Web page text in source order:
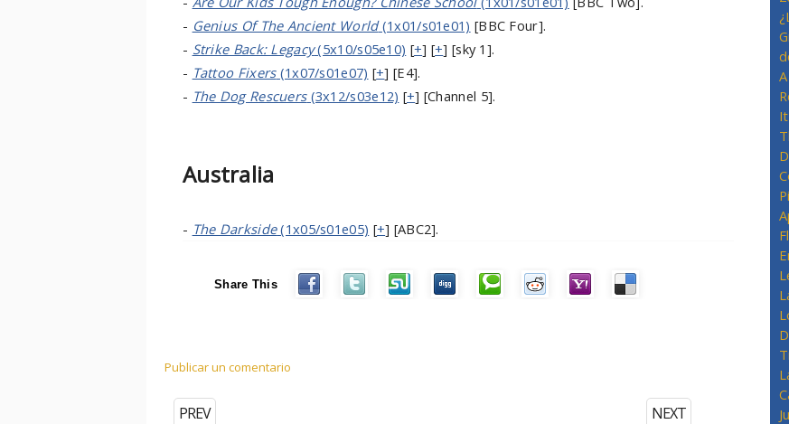
- Genius Of The Ancient World(1x01/s01e01) [BBC Four].
- Strike Back: Legacy(5x10/s05e10) [+] [+] [sky 1].
- Tattoo Fixers(1x07/s01e07) [+] [E4].
- The Dog Rescuers(3x12/s03e12) [+] [Channel 5].
Australia
- The Darkside(1x05/s01e05) [+] [ABC2].
Share This
Publicar un comentario
NEXT
PREV